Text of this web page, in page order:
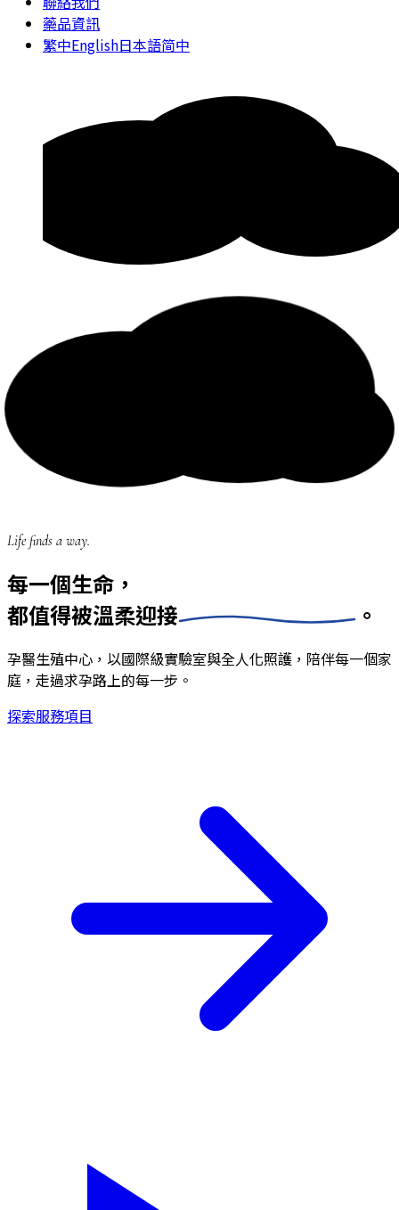
藥品資訊
繁中English日本語简中
Life finds a way.
每一個生命，
都值得被溫柔迎接 。
孕醫生殖中心，以國際級實驗室與全人化照護，陪伴每一個家
庭，走過求孕路上的每一步。
探索服務項目